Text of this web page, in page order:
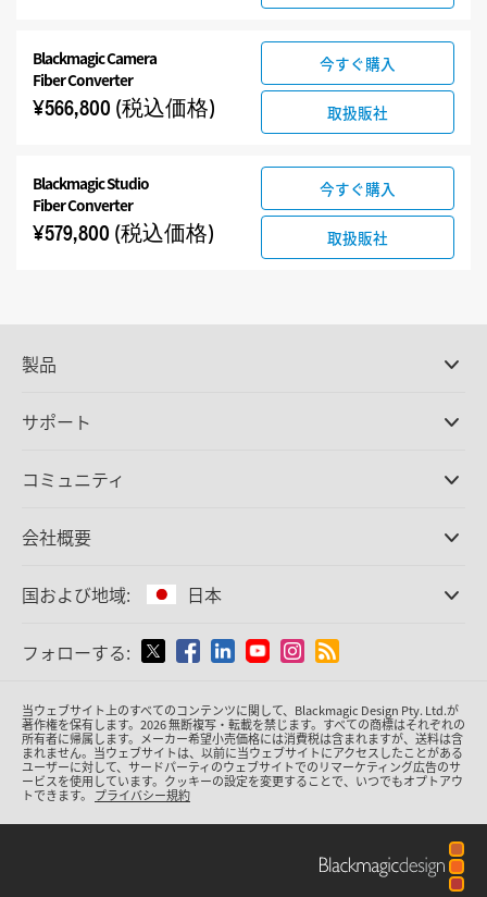
Blackmagic Camera
Fiber Converter
¥566,800 (税込価格)
今すぐ購入
取扱販社
Blackmagic Studio
Fiber Converter
¥579,800 (税込価格)
今すぐ購入
取扱販社
製品
DaVinci Resolve/Fusion
ATEMプロダクション
ディスクレコーダー
Cintelフィルムスキャニング
放送用コンバーター
モニタリング
MultiView
ルーティング＆分配
配信＆エンコーディング
サポート
サポートセンター
コミュニティ
会社概要
会社概要
メディア
国および地域: 日本
国または地域から選択
Australia
Austria
フォローする:
当ウェブサイト上のすべてのコンテンツに関して、Blackmagic Design Pty. Ltd.が
著作権を保有します。 2026 無断複写・転載を禁じます。すべての商標はそれぞれの
所有者に帰属します。 メーカー希望小売価格には消費税は含まれますが、送料は含
まれません。当ウェブサイトは、以前に当ウェブサイトにアクセスしたことがある
ユーザーに対して、サードパーティのウェブサイトでのリマーケティング広告のサ
ービスを使用しています。クッキーの設定を変更することで、いつでもオプトアウ
トできます。 プライバシー規約